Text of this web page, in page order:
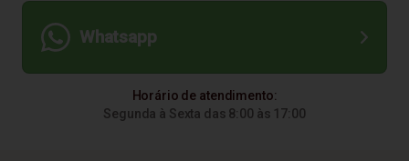
Whatsapp
Horário de atendimento:
Segunda à Sexta das 8:00 às 17:00